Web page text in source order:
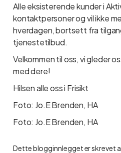
Alle eksisterende kunder i
kontaktpersoner og vil ikke
hverdagen, bortsett fra
tjenestetilbud.
Velkommen til oss, vi gleder
med dere!
Hilsen alle oss i Frisikt
Foto: Jo.E Brenden, HA
Foto: Jo.E Brenden, HA
Dette blogginnlegget er skrevet